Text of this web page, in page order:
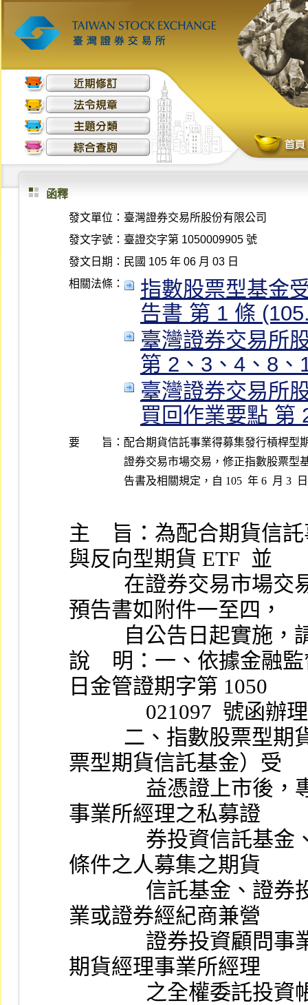
函釋
發文單位： 臺灣證券交易所股份有限公司
發文字號： 臺證交字第 1050009905 號
發文日期： 民國 105 年 06 月 03 日
相關法條：
指數股票型基金
告書 第 1 條
臺灣證券交易所
第 2、3、4、8、
臺灣證券交易所
買回作業要點 第
要 旨： 配合期貨信託事業得募集發行槓桿型
證券交易市場交易，修正指數股票型
主    旨：為配合期貨信
與反向型期貨 ETF  並
預告書如附件一至四，
自公告日起實
說    明：一、依據金融
日金管證期字第 1050
021097  號函
票型期貨信託基金）受
事業所經理之私募證
條件之人募集之期貨
業或證券經紀商兼營
期貨經理事業所經理